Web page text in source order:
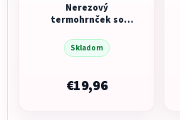
Nerezový
termohrnček so
Turquoise 950 ml
Skladom
€19,96